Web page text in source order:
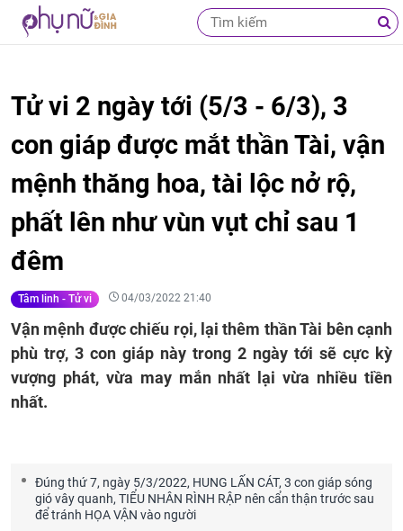
Tử vi 2 ngày tới (5/3 - 6/3), 3
con giáp được mắt thần Tài, vận
mệnh thăng hoa, tài lộc nở rộ,
phất lên như vùn vụt chỉ sau 1
đêm
Tâm linh - Tử vi 04/03/2022 21:40
Vận mệnh được chiếu rọi, lại thêm thần Tài bên cạnh
phù trợ, 3 con giáp này trong 2 ngày tới sẽ cực kỳ
vượng phát, vừa may mắn nhất lại vừa nhiều tiền
nhất.
Đúng thứ 7, ngày 5/3/2022, HUNG LẤN CÁT, 3 con giáp sóng
gió vây quanh, TIỂU NHÂN RÌNH RẬP nên cẩn thận trước sau
để tránh HỌA VẬN vào người